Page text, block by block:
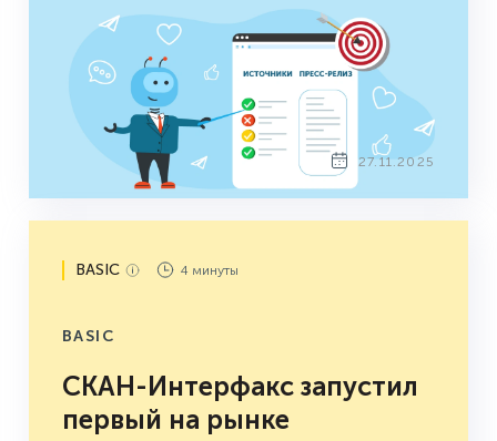
27.11.2025
BASIC 4 минуты
BASIC
СКАН-Интерфакс запустил
первый на рынке